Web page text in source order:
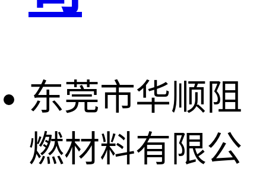
东莞市华顺阻
燃材料有限公